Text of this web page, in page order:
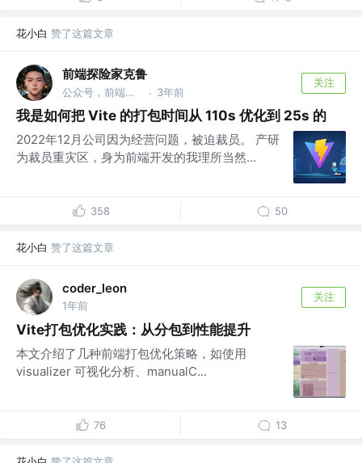
花小白 赞了这篇文章
前端探险家克鲁
公众号，前端探险家克鲁 @反内卷局 · 3年前
关注
我是如何把 Vite 的打包时间从 110s 优化到 25s 的
2022年12月公司因为经营问题，被迫裁员。 产研
为裁员重灾区，身为前端开发的我理所当然...
358 50
花小白 赞了这篇文章
coder_leon
1年前
关注
Vite打包优化实践：从分包到性能提升
本文介绍了几种前端打包优化策略，如使用
visualizer 可视化分析、manualC...
76 13